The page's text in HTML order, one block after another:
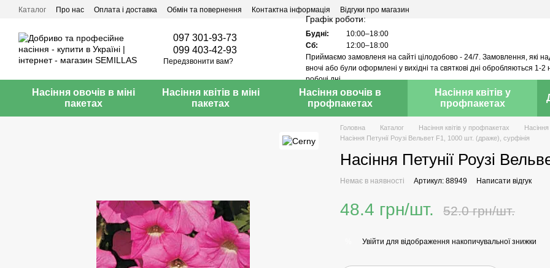
Перейти до основного контенту
Каталог Про нас Оплата і доставка Обмін та повернення Контактна інформація Відгуки про магазин
097 301-93-73
099 403-42-93
Передзвонити вам?
Графік роботи:
Будні:
10:00–18:00
Сб:
12:00–18:00
Приймаємо замовленя на сайті цілодобово - 24/7. Замовлення, які
вночі або були оформлені у вихідні та святкові дні обробляються 1-2
робочі дні.
Насіння овочів в міні
пакетах
Насіння квітів в міні
пакетах
Насіння овочів в
профпакетах
Насіння квітів у
профпакетах
Головна Каталог Насіння квітів у профпакетах
Насіння Петунії Роузі Вельвет F1, 1000 шт. (драже), сурфінія
Насіння Петунії Роузі
Немає в наявності Артикул: 88949 Написати відгук
48.4 грн/шт. 52.0 грн/шт.
Увійти для відображення накопичувальної знижки